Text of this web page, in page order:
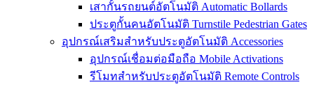
เสากั้นรถยนต์อัตโนมัติ Automatic Bollards
ประตูกั้นคนอัตโนมัติ Turnstile Pedestrian Gates
อุปกรณ์เสริมสำหรับประตูอัตโนมัติ Accessories
อุปกรณ์เชื่อมต่อมือถือ Mobile Activations
รีโมทสำหรับประตูอัตโนมัติ Remote Controls